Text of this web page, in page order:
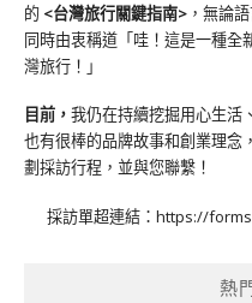
的 <台灣旅行關鍵指南> ，無論
同時由衷稱道「哇！這是一種全
灣旅行！」
目前， 我仍在持續挖掘用心生活
也有很棒的品牌故事和創業理念
劃採訪行程，並與您聯繫！
採訪單超連結： https://
熱